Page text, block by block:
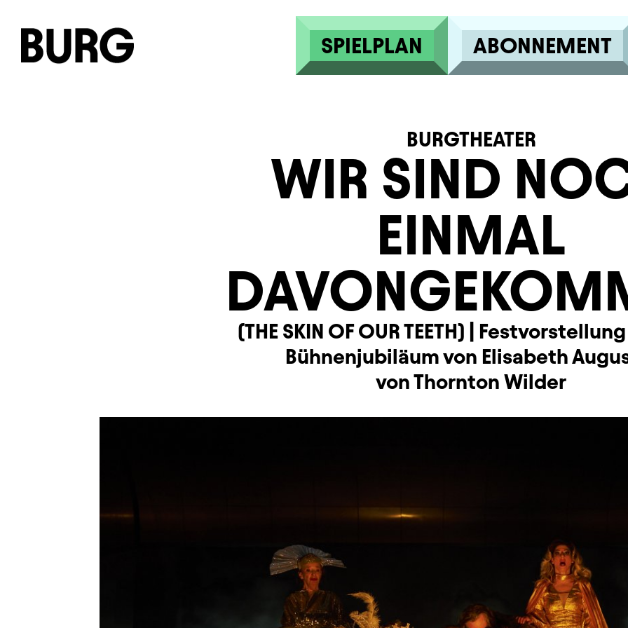
SPIELPLAN ABONNEMENT
WIR SIND
EINMAL
BURGTHEATER
(THE SKIN OF OUR TEETH) |
Bühnenjubiläum von Elisabeth
von Thornton Wilder